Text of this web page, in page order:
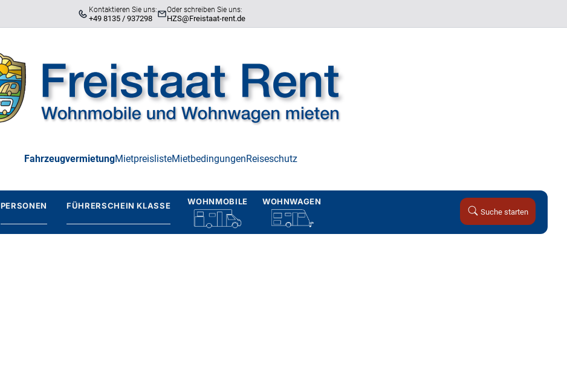
Kontaktieren Sie uns:
+49 8135 / 937298
Oder schreiben Sie uns:
HZS@Freistaat-rent.de
FahrzeugvermietungMietpreislisteMietbedingungenReiseschutz
PERSONEN FÜHRERSCHEIN KLASSE WOHNMOBILE WOHNWAGEN
Suche starten